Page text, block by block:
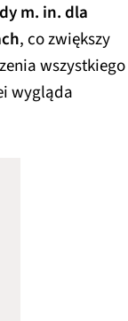
m. in. dla
, co zwiększy
wszystkiego
wygląda